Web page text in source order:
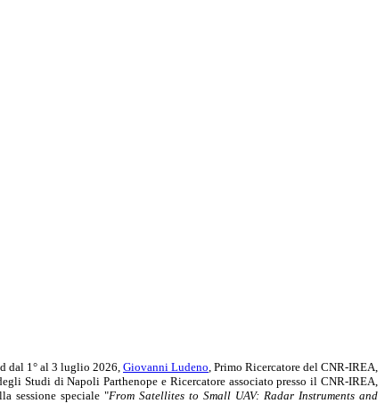
dal 1° al 3 luglio 2026,Giovanni Ludeno, Primo Ricercatore del CNR-IREA,
Studi di Napoli Parthenope e Ricercatore associato presso il CNR-IREA,
sessione speciale "From Satellites to Small UAV: Radar Instruments and